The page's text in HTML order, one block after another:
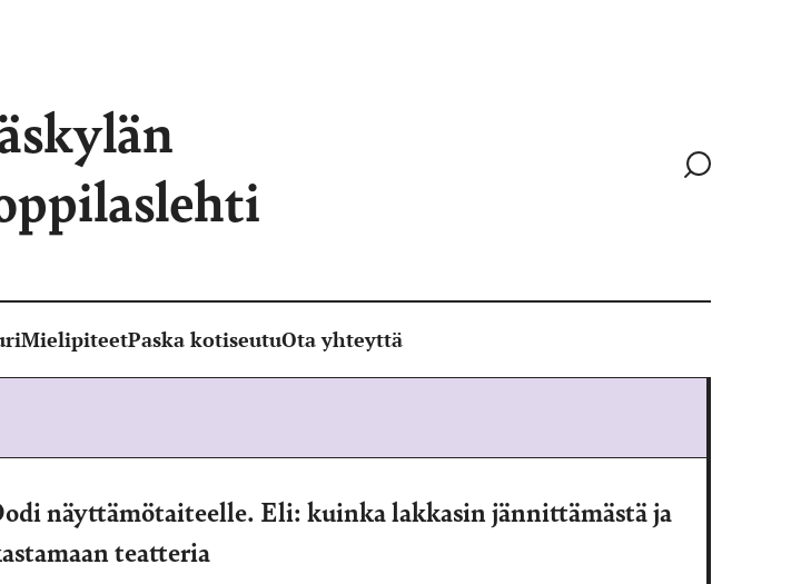
Siirry
MielipiteetPaska kotiseutuOta yhteyttä
näyttämötaiteelle. Eli: kuinka lakkasin jännittämästä ja
teatteria